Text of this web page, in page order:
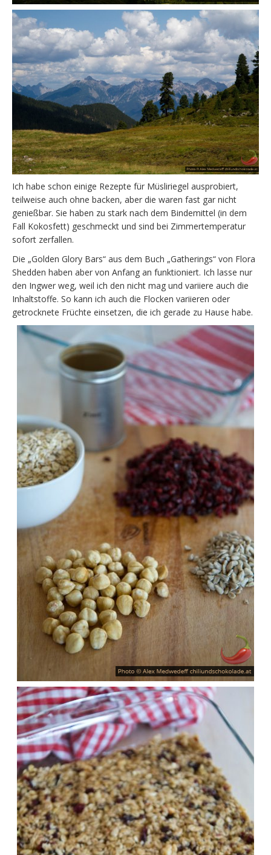
Ich habe schon einige Rezepte für Müsliriegel ausprobiert,
teilweise auch ohne backen, aber die waren fast gar nicht
genießbar. Sie haben zu stark nach dem Bindemittel (in dem
Fall Kokosfett) geschmeckt und sind bei Zimmertemperatur
sofort zerfallen.
Die „Golden Glory Bars“ aus dem Buch „Gatherings“ von Flora
Shedden haben aber von Anfang an funktioniert. Ich lasse nur
den Ingwer weg, weil ich den nicht mag und variiere auch die
Inhaltstoffe. So kann ich auch die Flocken variieren oder
getrocknete Früchte einsetzen, die ich gerade zu Hause habe.